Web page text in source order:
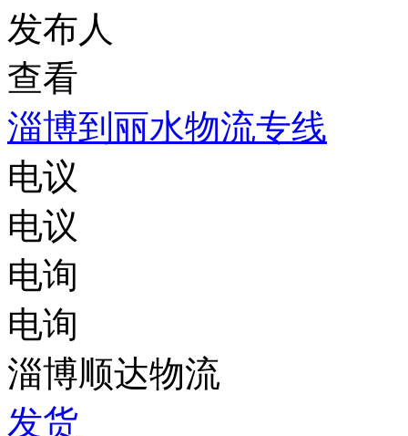
发布人
查看
淄博到丽水物流专线
电议
电议
电询
电询
淄博顺达物流
发货